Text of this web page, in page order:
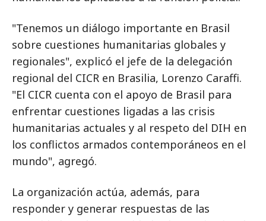
"Tenemos un diálogo importante en Brasil
sobre cuestiones humanitarias globales y
regionales", explicó el jefe de la delegación
regional del CICR en Brasilia, Lorenzo Caraffi.
"El CICR cuenta con el apoyo de Brasil para
enfrentar cuestiones ligadas a las crisis
humanitarias actuales y al respeto del DIH en
los conflictos armados contemporáneos en el
mundo", agregó.
La organización actúa, además, para
responder y generar respuestas de las